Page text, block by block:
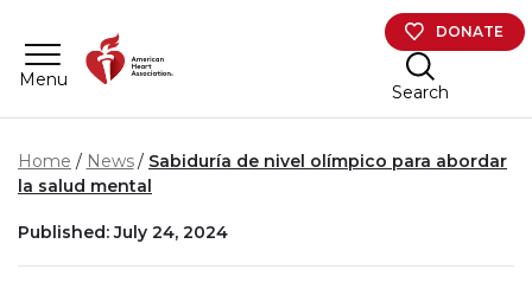
Menu
DONATE
Search
Home News
Sabiduría de nivel olímpico para abordar
la salud mental
Published: July 24, 2024